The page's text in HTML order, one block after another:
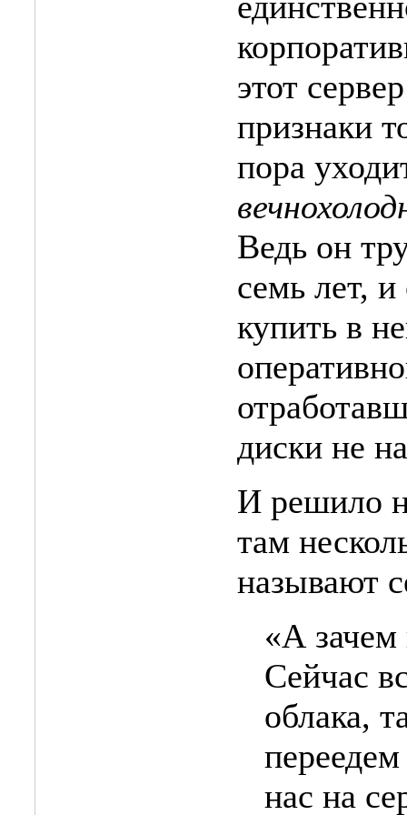
этот
признаки
пора
Ведь он
семь лет,
купить в
диски не
И решило
там
называют
«А зачем
Сейчас
облака,
нас на